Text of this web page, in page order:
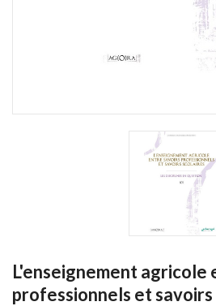
L'enseignement agricole
professionnels et